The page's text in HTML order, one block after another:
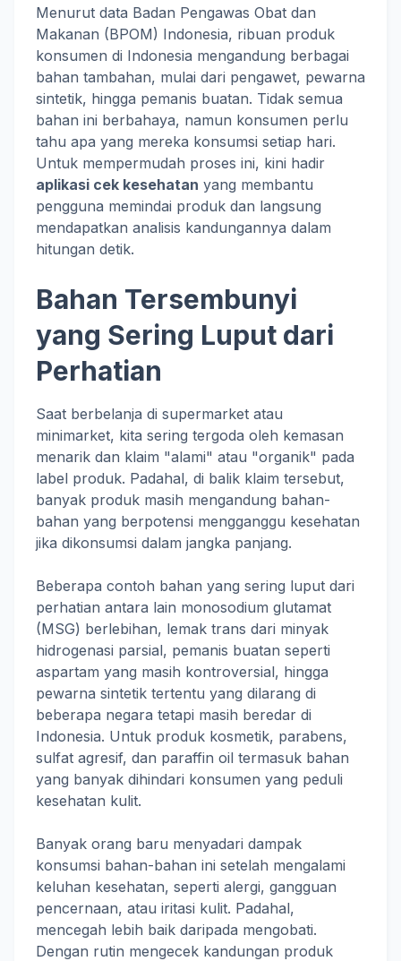
Menurut data Badan Pengawas Obat dan
Makanan (BPOM) Indonesia, ribuan produk
konsumen di Indonesia mengandung berbagai
bahan tambahan, mulai dari pengawet, pewarna
sintetik, hingga pemanis buatan. Tidak semua
bahan ini berbahaya, namun konsumen perlu
tahu apa yang mereka konsumsi setiap hari.
Untuk mempermudah proses ini, kini hadir
aplikasi cek kesehatan yang membantu
pengguna memindai produk dan langsung
mendapatkan analisis kandungannya dalam
hitungan detik.
Bahan Tersembunyi
yang Sering Luput dari
Perhatian
Saat berbelanja di supermarket atau
minimarket, kita sering tergoda oleh kemasan
menarik dan klaim "alami" atau "organik" pada
label produk. Padahal, di balik klaim tersebut,
banyak produk masih mengandung bahan-
bahan yang berpotensi mengganggu kesehatan
jika dikonsumsi dalam jangka panjang.
Beberapa contoh bahan yang sering luput dari
perhatian antara lain monosodium glutamat
(MSG) berlebihan, lemak trans dari minyak
hidrogenasi parsial, pemanis buatan seperti
aspartam yang masih kontroversial, hingga
pewarna sintetik tertentu yang dilarang di
beberapa negara tetapi masih beredar di
Indonesia. Untuk produk kosmetik, parabens,
sulfat agresif, dan paraffin oil termasuk bahan
yang banyak dihindari konsumen yang peduli
kesehatan kulit.
Banyak orang baru menyadari dampak
konsumsi bahan-bahan ini setelah mengalami
keluhan kesehatan, seperti alergi, gangguan
pencernaan, atau iritasi kulit. Padahal,
mencegah lebih baik daripada mengobati.
Dengan rutin mengecek kandungan produk